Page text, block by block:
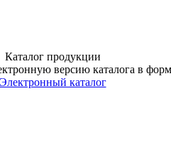
Каталог продукции
версию каталога в
Электронный каталог